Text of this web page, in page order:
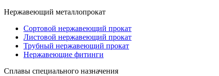
Нержавеющий металлопрокат
Сортовой нержавеющий прокат
Листовой нержавеющий прокат
Трубный нержавеющий прокат
Нержавеющие фитинги
Cплавы специального назначения